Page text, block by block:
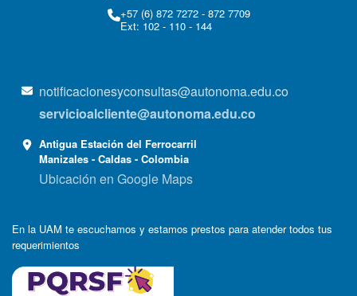
+57 (6) 872 7272 - 872 7709
Ext: 102 - 110 - 144
notificacionesyconsultas@autonoma.edu.co
servicioalcliente@autonoma.edu.co
Antigua Estación del Ferrocarril
Manizales - Caldas - Colombia
Ubicación en Google Maps
En la UAM te escuchamos y estamos prestos para atender todos tus
requerimientos